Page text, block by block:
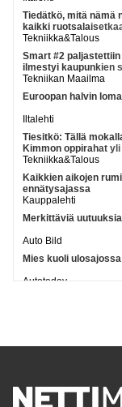
Tiedätkö, mitä nämä
kaikki
Tekniikka&Talous
Smart #2
ilmestyi kaupunkien
Tekniikan Maailma
Euroopan halvin
Iltalehti
Tiesitkö: Tällä
Kimmon oppirahat yli
Tekniikka&Talous
Kaikkien aikojen
ennätysajassa
Kauppalehti
Merkittäviä
Auto Bild
Mies kuoli
Autotoday